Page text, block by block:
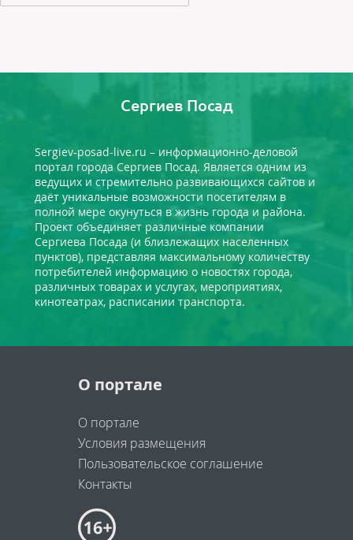
Сергиев Посад
Sergiev-posad-live.ru – информационно-деловой
портал города Сергиев Посад. Является одним из
ведущих и стремительно развивающихся сайтов и
даёт уникальные возможности посетителям в
полной мере окунуться в жизнь города и района.
Проект объединяет различные компании
Сергиева Посада (и близлежащих населенных
пунктов), представляя максимальному количеству
потребителей информацию о новостях города,
различных товарах и услугах, мероприятиях,
кинотеатрах, расписании транспорта.
О портале
О портале
Условия размещения
Пользовательское соглашение
Контакты